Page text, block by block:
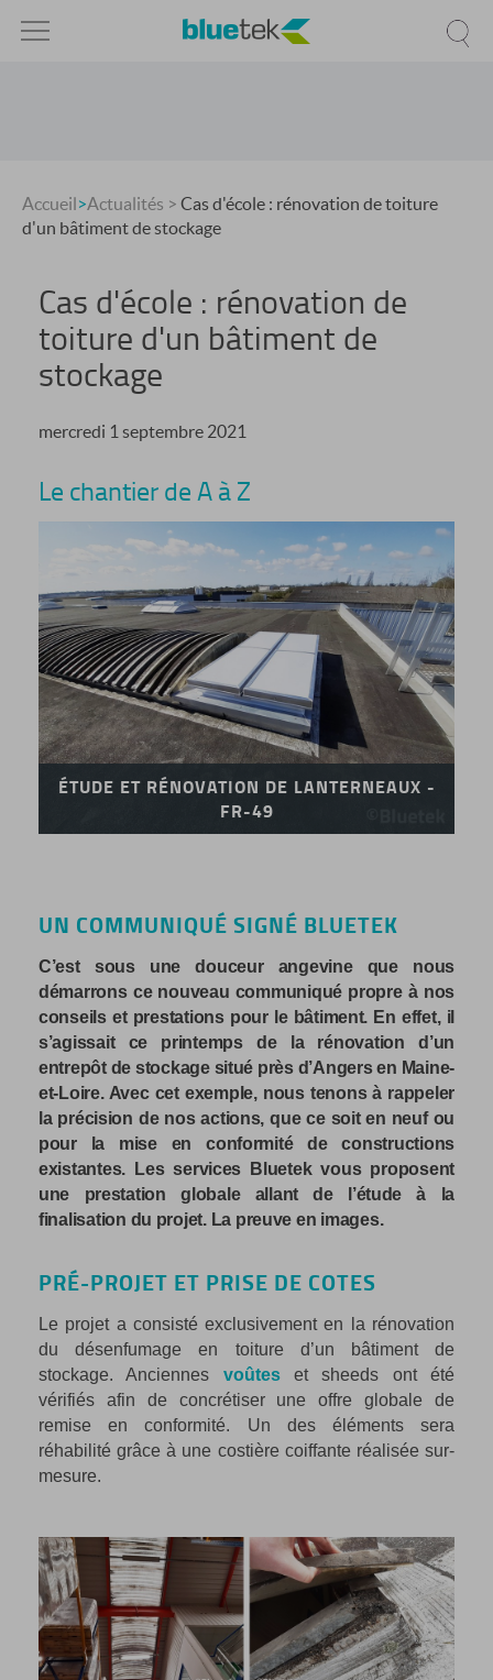
Accueil>Actualités > Cas d'école : rénovation de toiture
d'un bâtiment de stockage
Cas d'école : rénovation de
toiture d'un bâtiment de
stockage
mercredi 1 septembre 2021
Le chantier de A à Z
ÉTUDE ET RÉNOVATION DE LANTERNEAUX -
FR-49
UN COMMUNIQUÉ SIGNÉ BLUETEK
C’est sous une douceur angevine que nous
démarrons ce nouveau communiqué propre à nos
conseils et prestations pour le bâtiment. En effet, il
s’agissait ce printemps de la rénovation d’un
entrepôt de stockage situé près d’Angers en Maine-
et-Loire. Avec cet exemple, nous tenons à rappeler
la précision de nos actions, que ce soit en neuf ou
pour la mise en conformité de constructions
existantes. Les services Bluetek vous proposent
une prestation globale allant de l’étude à la
finalisation du projet. La preuve en images.
PRÉ-PROJET ET PRISE DE COTES
Le projet a consisté exclusivement en la rénovation
du désenfumage en toiture d’un bâtiment de
stockage. Anciennes voûteset sheeds ont été
vérifiés afin de concrétiser une offre globale de
remise en conformité. Un des éléments sera
réhabilité grâce à une costière coiffante réalisée sur-
mesure.